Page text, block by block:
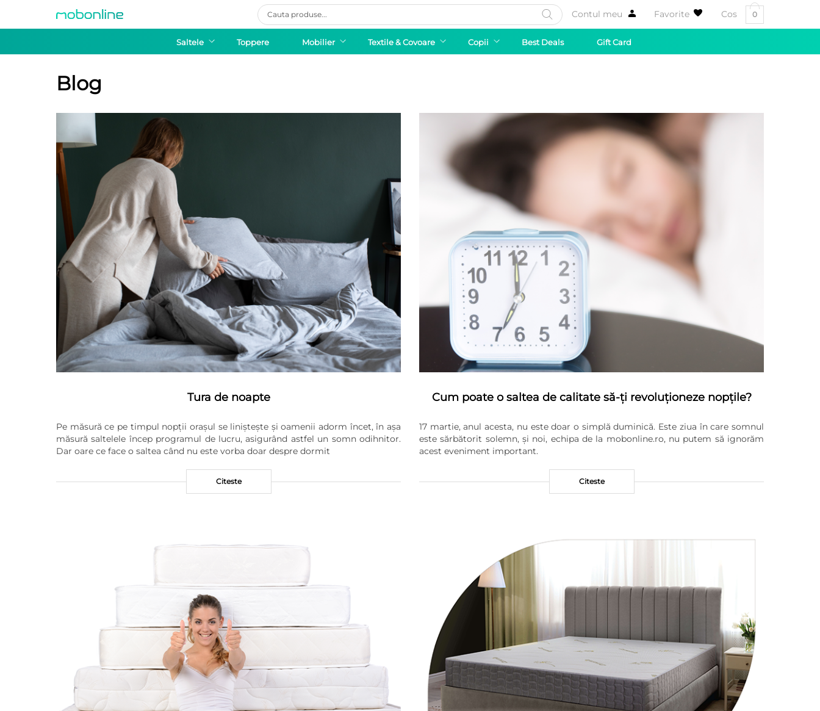
Products
search Contul meu Favorite Cos 0
Saltele Toppere Mobilier Textile & Covoare Copii Best Deals Gift Card
Blog
Tura de noapte
Pe măsură ce pe timpul nopții orașul se liniștește și oamenii adorm încet, în așa
măsură saltelele încep programul de lucru, asigurând astfel un somn odihnitor.
Dar oare ce face o saltea când nu este vorba doar despre dormit
Citeste
Cum poate o saltea de calitate să-ți revoluționeze nopțile?
17 martie, anul acesta, nu este doar o simplă duminică. Este ziua în care somnul
este sărbătorit solemn, și noi, echipa de la mobonline.ro, nu putem să ignorăm
acest eveniment important.
Citeste